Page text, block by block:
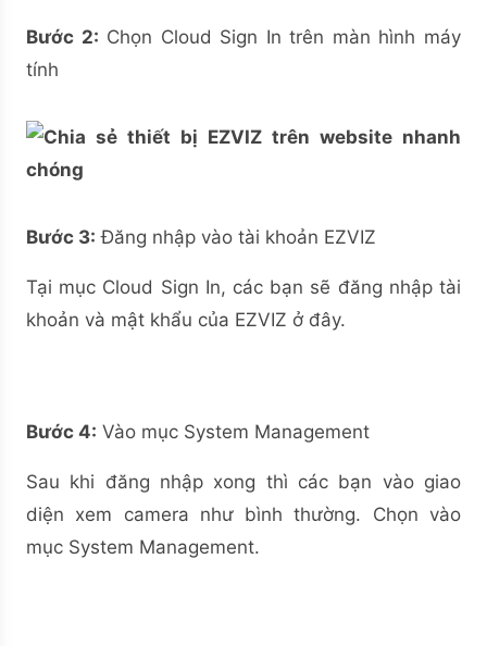
Bước 2: Chọn Cloud Sign In trên màn hình máy
tính
Bước 3: Đăng nhập vào tài khoản EZVIZ
Tại mục Cloud Sign In, các bạn sẽ đăng nhập tài
khoản và mật khẩu của EZVIZ ở đây.
Bước 4: Vào mục System Management
Sau khi đăng nhập xong thì các bạn vào giao
diện xem camera như bình thường. Chọn vào
mục System Management.